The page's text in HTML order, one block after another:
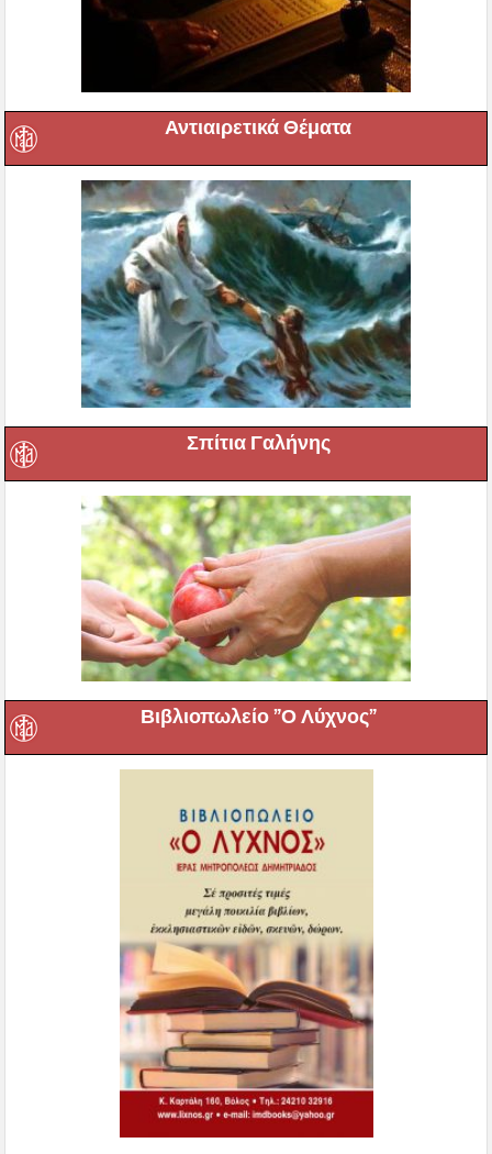
Αντιαιρετικά Θέματα
Σπίτια Γαλήνης
Βιβλιοπωλείο ”Ο Λύχνος”